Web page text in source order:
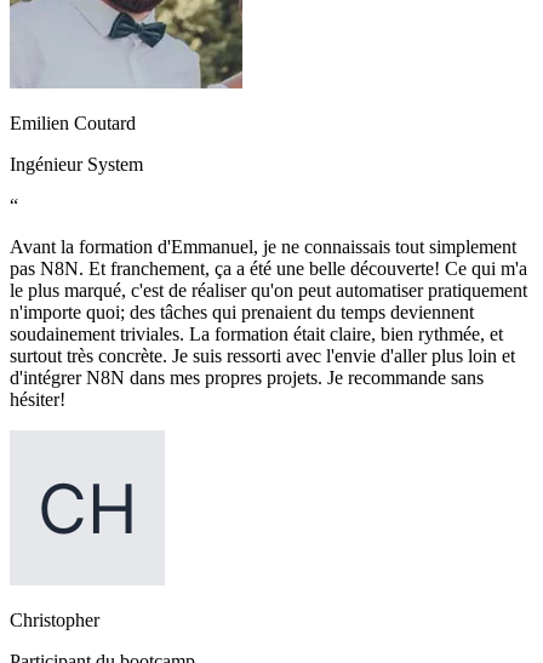
Emilien Coutard
Ingénieur System
“
Avant la formation d'Emmanuel, je ne connaissais tout simplement
pas N8N. Et franchement, ça a été une belle découverte! Ce qui m'a
le plus marqué, c'est de réaliser qu'on peut automatiser pratiquement
n'importe quoi; des tâches qui prenaient du temps deviennent
soudainement triviales. La formation était claire, bien rythmée, et
surtout très concrète. Je suis ressorti avec l'envie d'aller plus loin et
d'intégrer N8N dans mes propres projets. Je recommande sans
hésiter!
Christopher